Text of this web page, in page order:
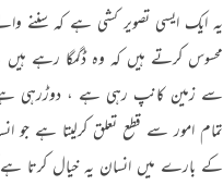
یہ ایک ایسی تصویر کشی ہے کہ سننے
محسوس کرتے ہیں کہ وہ ڈگمگا رہے
سے زمین کانپ رہی ہے ، دوڑرہی ہے
تمام امور سے قطع تعلق کرلیتا ہے
کے بارے میں انسان یہ خیال کرتا